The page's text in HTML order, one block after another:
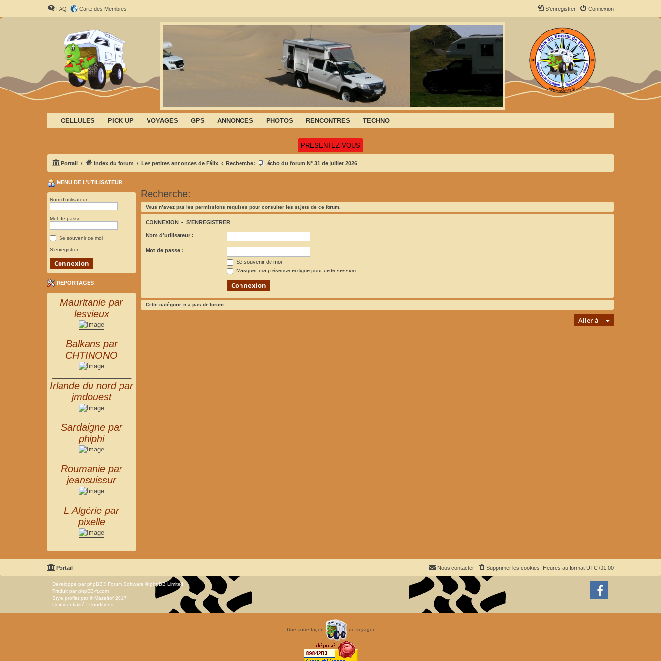
FAQ Carte des Membres Connexion
S’enregistrer
CELLULES PICK UP VOYAGES GPS ANNONCES PHOTOS RENCONTRES TECHNO
PRESENTEZ-VOUS
Portail Index du forum Les petites annonces de Félix Recherche: écho du forum N° 31 de juillet 2026
Recherche:
Vous n’avez pas les permissions requises pour consulter les sujets de ce forum.
CONNEXION • S’ENREGISTRER
Nom d’utilisateur :
Mot de passe :
Se souvenir de moi
Masquer ma présence en ligne pour cette session
Cette catégorie n’a pas de forum.
Aller à
MENU DE L’UTILISATEUR
Nom d’utilisateur :
Mot de passe :
Se souvenir de moi
S’enregistrer
REPORTAGES
Mauritanie par
lesvieux
Balkans par
CHTINONO
Irlande du nord par
jmdouest
Sardaigne par
phiphi
Roumanie par
jeansuissur
L Algérie par
pixelle
Portail Heures au format UTC+01:00
Supprimer les cookies
Nous contacter
Développé par phpBB® Forum Software © phpBB Limited
Traduit par phpBB-fr.com
Style proflat par © Mazeltof 2017
Confidentialité | Conditions
Une autre façon de voyager